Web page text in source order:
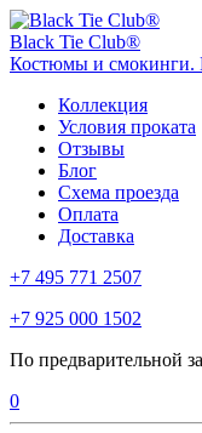
Black Tie Club®
Костюмы и смокинги.
Коллекция
Условия проката
Отзывы
Блог
Схема проезда
Оплата
Доставка
+7 495 771 2507
+7 925 000 1502
По предварительной
0